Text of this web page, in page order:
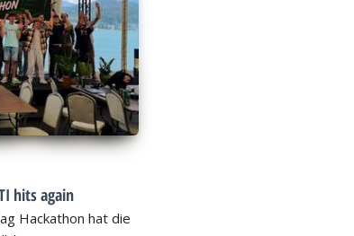
hits again
Hackathon hat die